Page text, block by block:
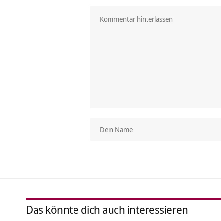
Das könnte dich auch interessieren